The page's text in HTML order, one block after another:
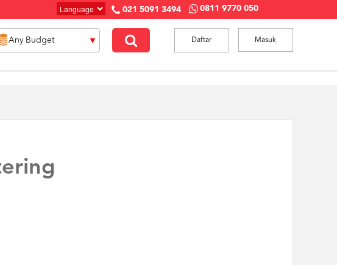
021 5091 3494 0811 9770 050
Masuk
Daftar